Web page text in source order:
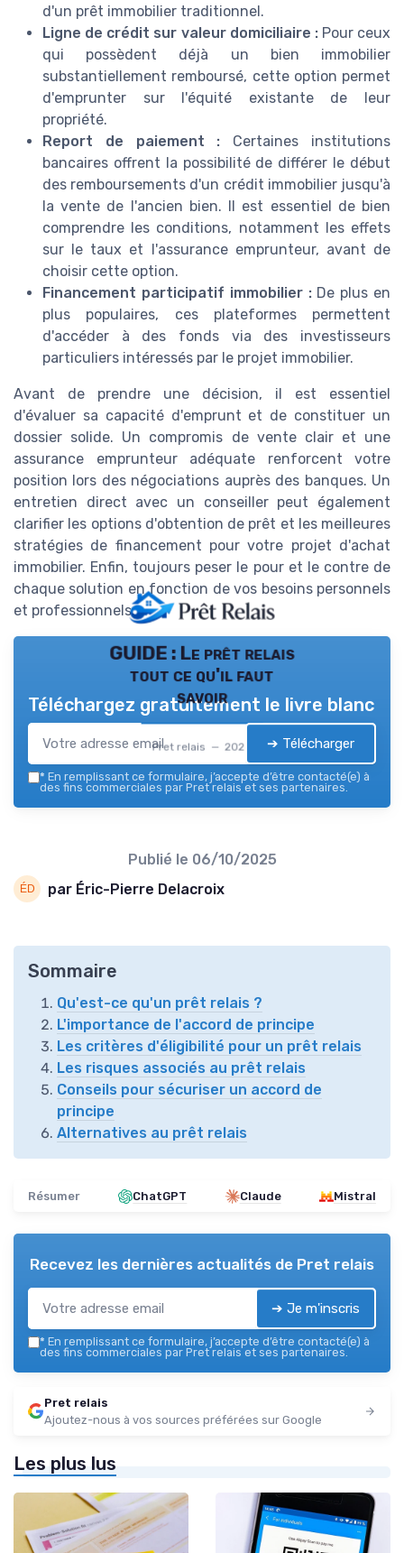
d'un prêt immobilier traditionnel.
Ligne de crédit sur valeur domiciliaire :Pour ceux
qui possèdent déjà un bien immobilier
substantiellement remboursé, cette option permet
d'emprunter sur l'équité existante de leur
propriété.
Report de paiement : Certaines institutions
bancaires offrent la possibilité de différer le début
des remboursements d'un crédit immobilier jusqu'à
la vente de l'ancien bien. Il est essentiel de bien
comprendre les conditions, notamment les effets
sur le taux et l'assurance emprunteur, avant de
choisir cette option.
Financement participatif immobilier :De plus en
plus populaires, ces plateformes permettent
d'accéder à des fonds via des investisseurs
particuliers intéressés par le projet immobilier.
Avant de prendre une décision, il est essentiel
d'évaluer sa capacité d'emprunt et de constituer un
dossier solide. Un compromis de vente clair et une
assurance emprunteur adéquate renforcent votre
position lors des négociations auprès des banques. Un
entretien direct avec un conseiller peut également
clarifier les options d'obtention de prêt et les meilleures
stratégies de financement pour votre projet d'achat
immobilier. Enfin, toujours peser le pour et le contre de
chaque solution en fonction de vos besoins personnels
et professionnels.
GUIDE : Le prêt relais
tout ce qu'il faut
savoir
Pret relais — 2026
Téléchargez gratuitement le livre blanc
➔ Télécharger
* En remplissant ce formulaire, j’accepte d’être contacté(e) à
des fins commerciales par Pret relais et ses partenaires.
Publié le 06/10/2025
par Éric-Pierre Delacroix
Sommaire
Qu'est-ce qu'un prêt relais ?
L'importance de l'accord de principe
Les critères d'éligibilité pour un prêt relais
Les risques associés au prêt relais
Conseils pour sécuriser un accord de
principe
Alternatives au prêt relais
Résumer ChatGPT Claude Mistral
Recevez les dernières actualités de Pret relais
➔ Je m'inscris
* En remplissant ce formulaire, j’accepte d’être contacté(e) à
des fins commerciales par Pret relais et ses partenaires.
Pret relais
Ajoutez-nous à vos sources préférées sur Google
Les plus lus